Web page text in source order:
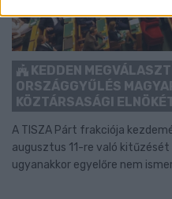
KEDDEN
ORSZÁGGYŰLÉS
KÖZTÁRSASÁGI
A TISZA Párt frakciója
augusztus 11-re való
ugyanakkor egyelőre nem